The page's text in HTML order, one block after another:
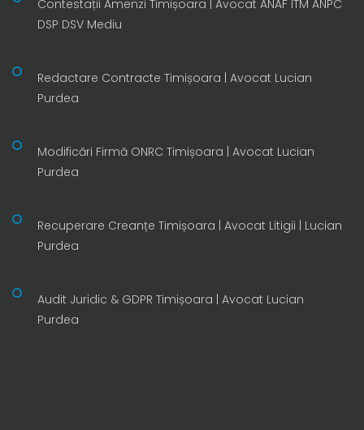
Contestații Amenzi Timișoara | Avocat ANAF ITM ANPC
DSP DSV Mediu
Redactare Contracte Timișoara | Avocat Lucian
Purdea
Modificări Firmă ONRC Timișoara | Avocat Lucian
Purdea
Recuperare Creanțe Timișoara | Avocat Litigii | Lucian
Purdea
Audit Juridic & GDPR Timișoara | Avocat Lucian
Purdea